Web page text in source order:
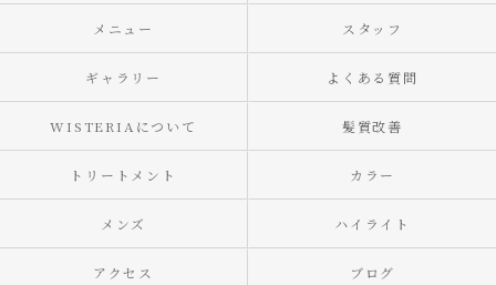
メニュー スタッフ
ギャラリー よくある質問
WISTERIAについて 髪質改善
トリートメント カラー
メンズ ハイライト
アクセス ブログ